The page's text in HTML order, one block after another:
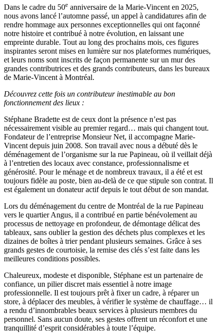
Dans le cadre du 50e anniversaire de la Marie-Vincent en 2025,
nous avons lancé l’automne passé, un appel à candidatures afin de
rendre hommage aux personnes exceptionnelles qui ont façonné
notre histoire et contribué à notre évolution, en laissant une
empreinte durable. Tout au long des prochains mois, ces figures
inspirantes seront mises en lumière sur nos plateformes numériques,
et leurs noms sont inscrits de façon permanente sur un mur des
grandes contributrices et des grands contributeurs, dans les bureaux
de Marie-Vincent à Montréal.
Découvrez cette fois un contributeur inestimable au bon
fonctionnement des lieux :
Stéphane Bradette est de ceux dont la présence n’est pas
nécessairement visible au premier regard… mais qui changent tout.
Fondateur de l’entreprise Monsieur Net, il accompagne Marie-
Vincent depuis juin 2008. Son travail avec nous a débuté dès le
déménagement de l’organisme sur la rue Papineau, où il veillait déjà
à l’entretien des locaux avec constance, professionnalisme et
générosité. Pour le ménage et de nombreux travaux, il a été et est
toujours fidèle au poste, bien au-delà de ce que stipule son contrat. Il
est également un donateur actif depuis le tout début de son mandat.
Lors du déménagement du centre de Montréal de la rue Papineau
vers le quartier Angus, il a contribué en partie bénévolement au
processus de nettoyage en profondeur, de démontage délicat des
tableaux, sans oublier la gestion des déchets plus complexes et les
dizaines de boîtes à trier pendant plusieurs semaines. Grâce à ses
grands gestes de courtoisie, la remise des clés s’est faite dans les
meilleures conditions possibles.
Chaleureux, modeste et disponible, Stéphane est un partenaire de
confiance, un pilier discret mais essentiel à notre image
professionnelle. Il est toujours prêt à fixer un cadre, à réparer un
store, à déplacer des meubles, à vérifier le système de chauffage… il
a rendu d’innombrables beaux services à plusieurs membres du
personnel. Sans aucun doute, ses gestes offrent un réconfort et une
tranquillité d’esprit considérables à toute l’équipe.